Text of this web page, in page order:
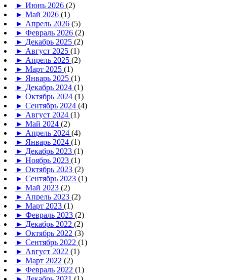
► Июнь 2026 (2)
► Май 2026 (1)
► Апрель 2026 (5)
► Февраль 2026 (2)
► Декабрь 2025 (2)
► Август 2025 (1)
► Апрель 2025 (2)
► Март 2025 (1)
► Январь 2025 (1)
► Декабрь 2024 (1)
► Октябрь 2024 (1)
► Сентябрь 2024 (4)
► Август 2024 (1)
► Май 2024 (2)
► Апрель 2024 (4)
► Январь 2024 (1)
► Декабрь 2023 (1)
► Ноябрь 2023 (1)
► Октябрь 2023 (2)
► Сентябрь 2023 (1)
► Май 2023 (2)
► Апрель 2023 (2)
► Март 2023 (1)
► Февраль 2023 (2)
► Декабрь 2022 (2)
► Октябрь 2022 (3)
► Сентябрь 2022 (1)
► Август 2022 (1)
► Март 2022 (2)
► Февраль 2022 (1)